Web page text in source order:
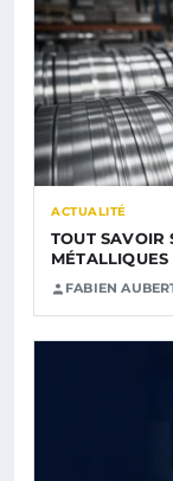
ACTUALITÉ
TOUT SAVOIR
FABIEN